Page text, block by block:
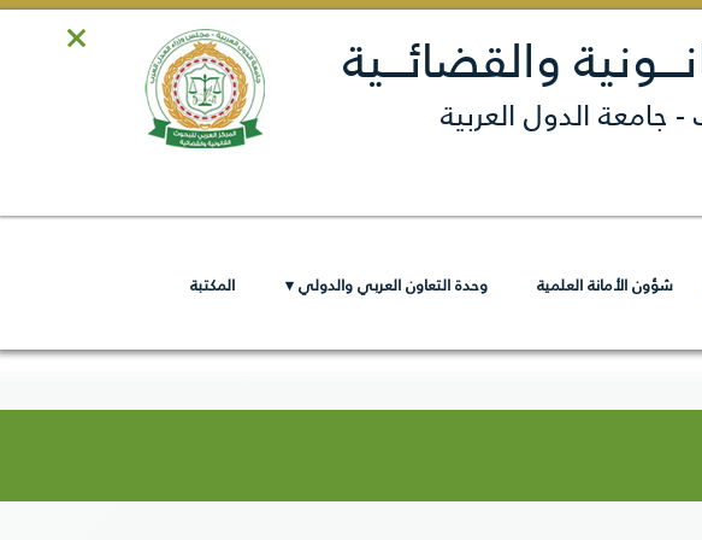
والقضائـــية
جامعة الدول العربية
شؤون الأمانة العلمية وحدة التعاون العربي والدولي ▾ المكتبة